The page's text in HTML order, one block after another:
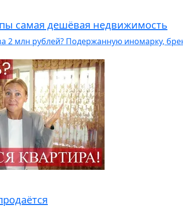
самая дешёвая недвижимость
2 млн рублей? Подержанную иномарку,